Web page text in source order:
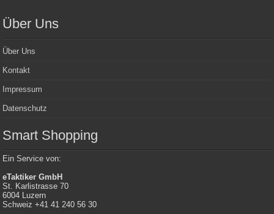
Über Uns
Über Uns
Kontakt
Impressum
Datenschutz
Smart Shopping
Ein Service von:
eTaktiker GmbH
St. Karlistrasse 70
6004 Luzern
Schweiz +41 41 240 56 30